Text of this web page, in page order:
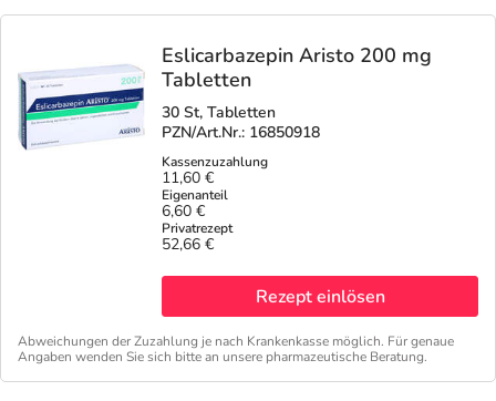
Eslicarbazepin Aristo 200 mg
Tabletten
30 St, Tabletten
PZN/Art.Nr.: 16850918
11,60 €
6,60 €
52,66 €
Rezept einlösen
Abweichungen der Zuzahlung je nach Krankenkasse möglich. Für genaue
Angaben wenden Sie sich bitte an unsere pharmazeutische Beratung.